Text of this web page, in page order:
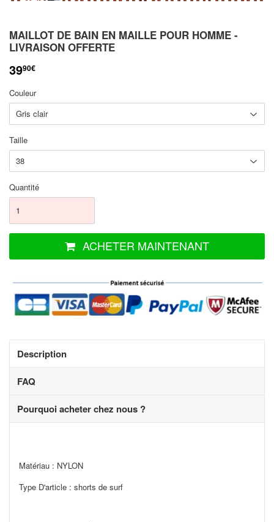
MAILLOT DE BAIN EN MAILLE POUR HOMME -
LIVRAISON OFFERTE
3990€
Couleur
Taille
Quantité
ACHETER MAINTENANT
Description
FAQ
Pourquoi acheter chez nous ?
Matériau : NYLON
Type D'article : shorts de surf